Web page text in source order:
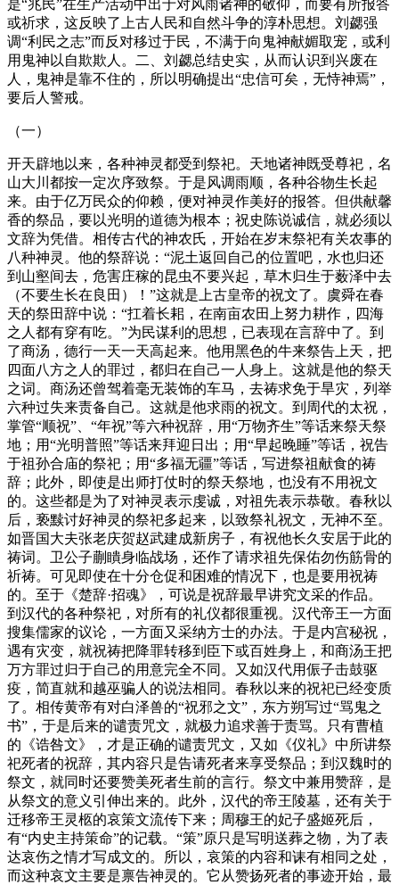
是“兆民”在生产活动中出于对风雨诸神的敬仰，而要有所报答
或祈求，这反映了上古人民和自然斗争的淳朴思想。刘勰强
调“利民之志”而反对移过于民，不满于向鬼神献媚取宠，或利
用鬼神以自欺欺人。二、刘勰总结史实，从而认识到兴废在
人，鬼神是靠不住的，所以明确提出“忠信可矣，无恃神焉”，
要后人警戒。
（一）
开天辟地以来，各种神灵都受到祭祀。天地诸神既受尊祀，名
山大川都按一定次序致祭。于是风调雨顺，各种谷物生长起
来。由于亿万民众的仰赖，便对神灵作美好的报答。但供献馨
香的祭品，要以光明的道德为根本；祝史陈说诚信，就必须以
文辞为凭借。相传古代的神农氏，开始在岁末祭祀有关农事的
八种神灵。他的祭辞说：“泥土返回自己的位置吧，水也归还
到山壑间去，危害庄稼的昆虫不要兴起，草木归生于薮泽中去
（不要生长在良田）！”这就是上古皇帝的祝文了。虞舜在春
天的祭田辞中说：“扛着长耜，在南亩农田上努力耕作，四海
之人都有穿有吃。”为民谋利的思想，已表现在言辞中了。到
了商汤，德行一天一天高起来。他用黑色的牛来祭告上天，把
四面八方之人的罪过，都归在自己一人身上。这就是他的祭天
之词。商汤还曾驾着毫无装饰的车马，去祷求免于旱灾，列举
六种过失来责备自己。这就是他求雨的祝文。到周代的太祝，
掌管“顺祝”、“年祝”等六种祝辞，用“万物齐生”等话来祭天祭
地；用“光明普照”等话来拜迎日出；用“早起晚睡”等话，祝告
于祖孙合庙的祭祀；用“多福无疆”等话，写进祭祖献食的祷
辞；此外，即使是出师打仗时的祭天祭地，也没有不用祝文
的。这些都是为了对神灵表示虔诚，对祖先表示恭敬。春秋以
后，亵黩讨好神灵的祭祀多起来，以致祭礼祝文，无神不至。
如晋国大夫张老庆贺赵武建成新房子，有祝他长久安居于此的
祷词。卫公子蒯瞶身临战场，还作了请求祖先保佑勿伤筋骨的
祈祷。可见即使在十分仓促和困难的情况下，也是要用祝祷
的。至于《楚辞·招魂》，可说是祝辞最早讲究文采的作品。
到汉代的各种祭祀，对所有的礼仪都很重视。汉代帝王一方面
搜集儒家的议论，一方面又采纳方士的办法。于是内宫秘祝，
遇有灾变，就祝祷把降罪转移到臣下或百姓身上，和商汤王把
万方罪过归于自己的用意完全不同。又如汉代用侲子击鼓驱
疫，简直就和越巫骗人的说法相同。春秋以来的祝祀已经变质
了。相传黄帝有对白泽兽的“祝邪之文”，东方朔写过“骂鬼之
书”，于是后来的谴责咒文，就极力追求善于责骂。只有曹植
的《诰咎文》，才是正确的谴责咒文，又如《仪礼》中所讲祭
祀死者的祝辞，其内容只是告请死者来享受祭品；到汉魏时的
祭文，就同时还要赞美死者生前的言行。祭文中兼用赞辞，是
从祭文的意义引伸出来的。此外，汉代的帝王陵墓，还有关于
迁移帝王灵柩的哀策文流传下来；周穆王的妃子盛姬死后，
有“内史主持策命”的记载。“策”原只是写明送葬之物，为了表
达哀伤之情才写成文的。所以，哀策的内容和诔有相同之处，
而这种哀文主要是禀告神灵的。它从赞扬死者的事迹开始，最